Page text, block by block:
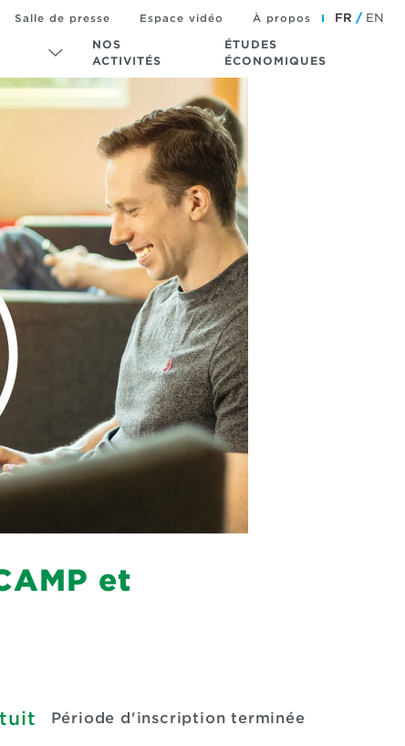
NOS
ACTIVITÉS
ÉTUDES
ÉCONOMIQUES
Salle de presse Espace vidéo À propos FR EN
et
Période d'inscription terminée